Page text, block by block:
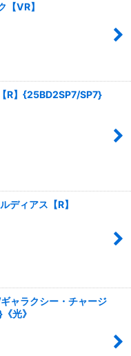
【VR】
R】{25BD2SP7/SP7}
ディアス【R】
ャラクシー・チャージ
光》